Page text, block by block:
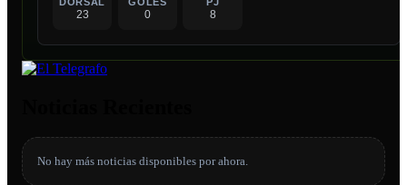
23 0 8
No hay más noticias disponibles por ahora.